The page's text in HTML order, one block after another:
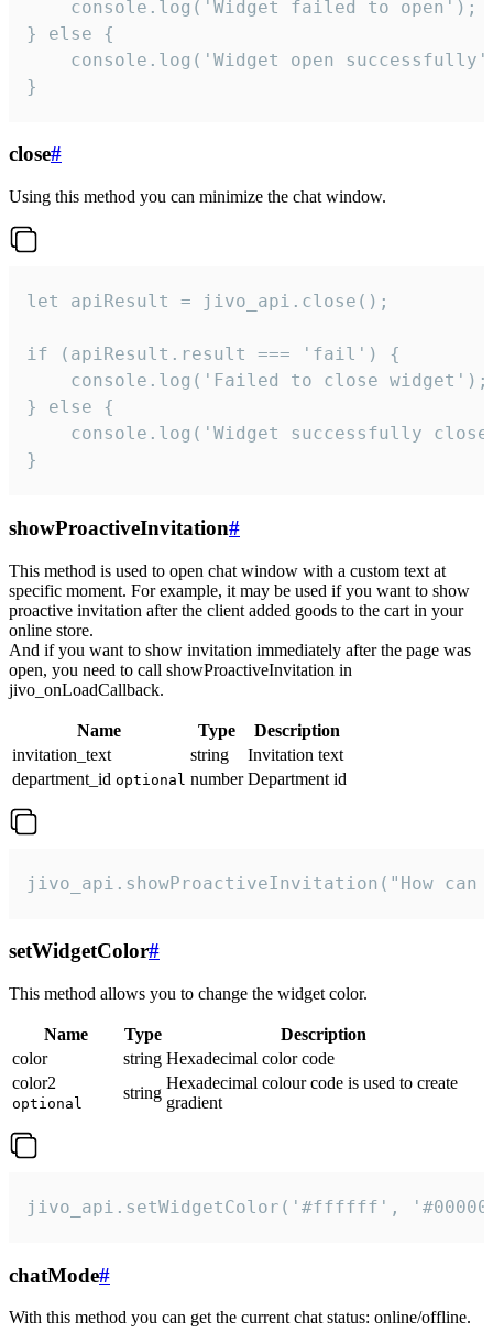
    console.log('Widget failed to open');
} else {
console.log('Widget open
}
close#
Using this method you can minimize the chat window.
let apiResult = jivo_api.close();
if (apiResult.result === 'fail') {
    console.log('Failed to close widget');
} else {
console.log('Widget successfully
}
showProactiveInvitation#
This method is used to open chat window with a custom text at
specific moment. For example, it may be used if you want to show
proactive invitation after the client added goods to the cart in your
online store.
And if you want to show invitation immediately after the page was
open, you need to call showProactiveInvitation in
jivo_onLoadCallback.
Name Type
Description
invitation_text
string
Invitation text
department_id optional number Department id
jivo_api.showProactiveInvitation("How
setWidgetColor#
This method allows you to change the widget color.
Name Type
Description
color
string Hexadecimal color code
color2
optional
string
Hexadecimal colour code is used to create
gradient
jivo_api.setWidgetColor('#ffffff',
chatMode#
With this method you can get the current chat status: online/offline.